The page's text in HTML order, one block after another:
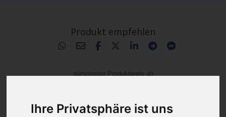
Ihre Privatsphäre ist uns
Produkt empfehlen
günstigster Produktpreis ab
4,43 €